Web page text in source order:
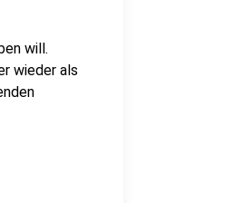
will.
wieder als